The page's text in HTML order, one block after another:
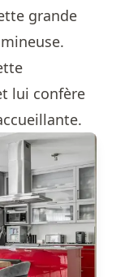
grande
lui confère